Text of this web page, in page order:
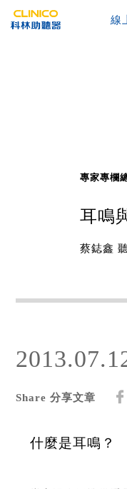
線
專家專欄
耳鳴
蔡鋕鑫
Share 分享文章
什麼是耳鳴？